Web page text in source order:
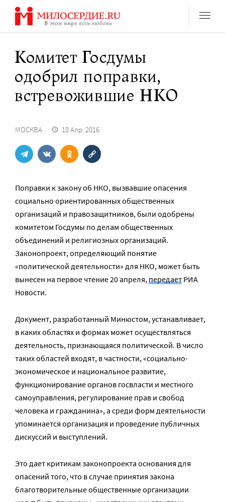
Перейти
содержанию
Комитет Госдумы
одобрил поправки,
встревожившие НКО
МОСКВА 18 Апр. 2016
Поправки к закону об НКО, вызвавшие опасения
социально ориентированных общественных
организаций и правозащитников, были одобрены
комитетом Госдумы по делам общественных
объединений и религиозных организаций.
Законопроект, определяющий понятие
«политической деятельности» для НКО, может быть
вынесен на первое чтение 20 апреля,передает РИА
Новости.
Документ, разработанный Минюстом, устанавливает,
в каких областях и формах может осуществляться
деятельность, признающаяся политической. В число
таких областей входят, в частности, «социально-
экономическое и национальное развитие,
функционирование органов госвласти и местного
самоуправления, регулирование прав и свобод
человека и гражданина», а среди форм деятельности
упоминается организация и проведение публичных
дискуссий и выступлений.
Это дает критикам законопроекта основания для
опасений того, что в случае принятия закона
благотворительные общественные организации